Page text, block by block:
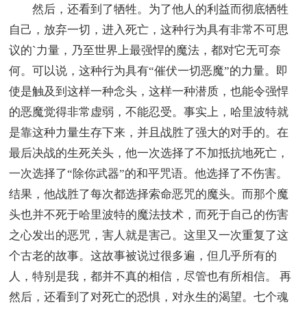
然后，还看到了牺牲。为了他人的利益而彻底牺牲
自己，放弃一切，进入死亡，这种行为具有非常不可思
议的`力量，乃至世界上最强悍的魔法，都对它无可奈
何。可以说，这种行为具有“催伏一切恶魔”的力量。即
使是触及到这样一种念头，这样一种潜质，也能令强悍
的恶魔觉得非常虚弱，不能忍受。事实上，哈里波特就
是靠这种力量生存下来，并且战胜了强大的对手的。在
最后决战的生死关头，他一次选择了不加抵抗地死亡，
一次选择了“除你武器”的和平咒语。他选择了不伤害。
结果，他战胜了每次都选择索命恶咒的魔头。而那个魔
头也并不死于哈里波特的魔法技术，而死于自己的伤害
之心发出的恶咒，害人就是害己。这里又一次重复了这
个古老的故事。这故事被说过很多遍，但几乎所有的
人，特别是我，都并不真的相信，尽管也有所相信。 再
然后，还看到了对死亡的恐惧，对永生的渴望。七个魂